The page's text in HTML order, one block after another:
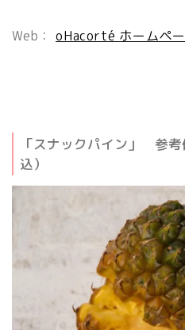
Web： oHacorté ホームペ
「スナックパイン」 参
込）